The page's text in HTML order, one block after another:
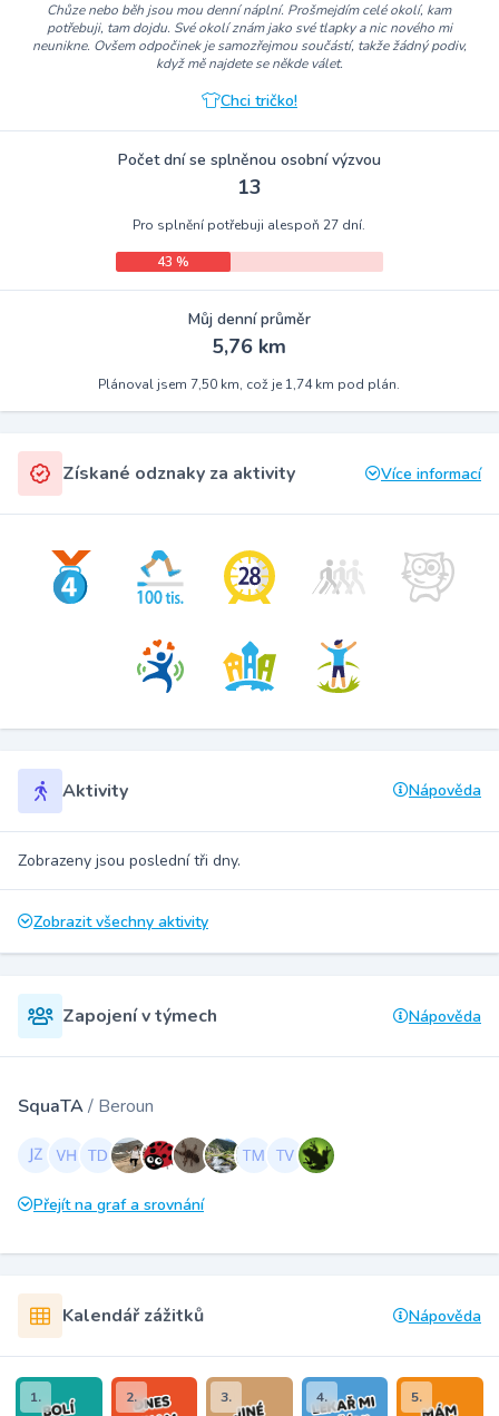
Chůze nebo běh jsou mou denní náplní. Prošmejdím celé okolí, kam
potřebuji, tam dojdu. Své okolí znám jako své tlapky a nic nového mi
neunikne. Ovšem odpočinek je samozřejmou součástí, takže žádný podiv,
když mě najdete se někde válet.
Chci tričko!
Počet dní se splněnou osobní výzvou
13
Pro splnění potřebuji alespoň 27 dní.
43 %
Můj denní průměr
5,76 km
Plánoval jsem 7,50 km, což je 1,74 km pod plán.
Získané odznaky za aktivity Více informací
Aktivity Nápověda
Zobrazeny jsou poslední tři dny.
Zobrazit všechny aktivity
Zapojení v týmech Nápověda
SquaTA/ Beroun
Přejít na graf a srovnání
Kalendář zážitků Nápověda
1. 2. 3. 4. 5.